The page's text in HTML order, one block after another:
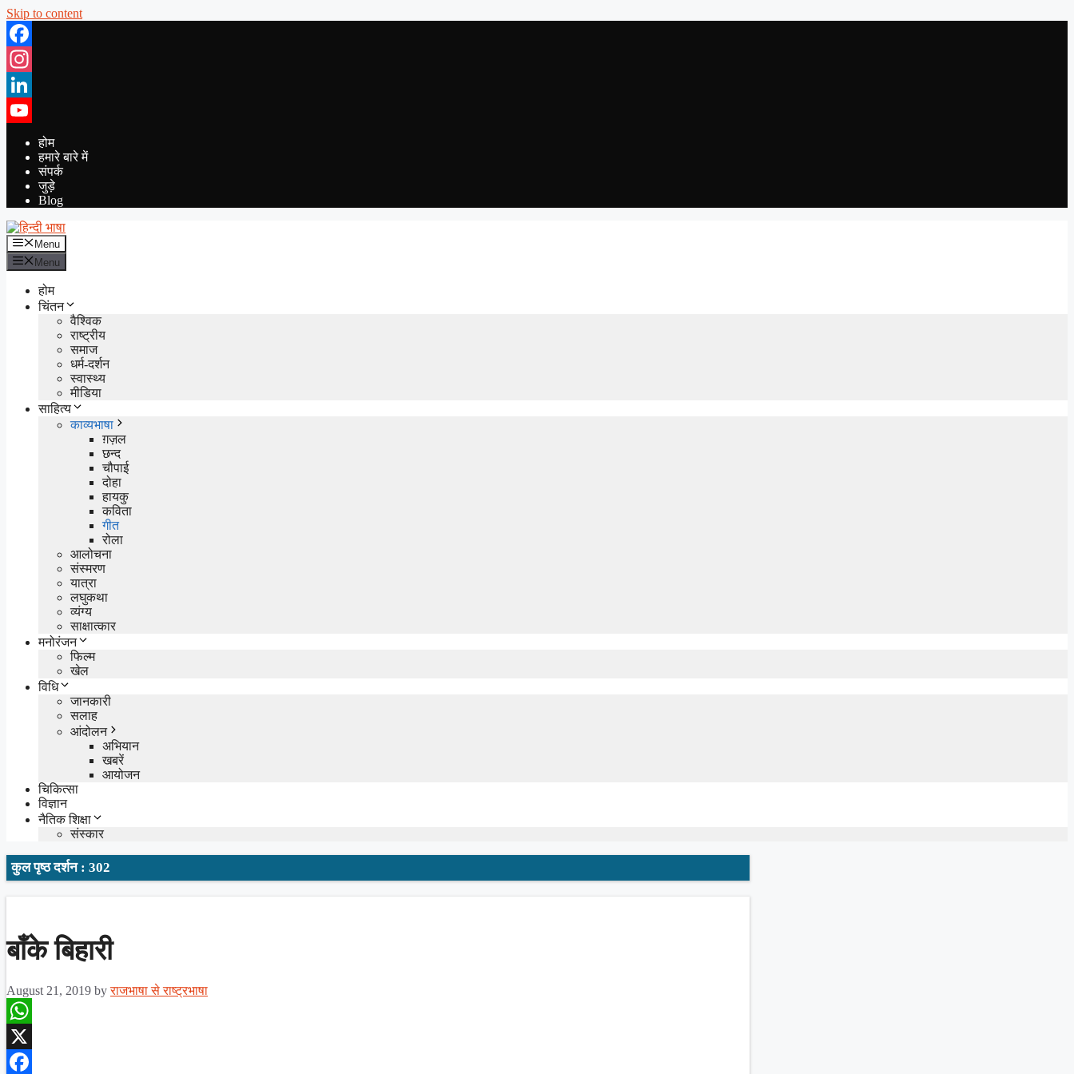
Skip to content
Facebook
Instagram
LinkedIn
YouTube
होम
हमारे बारे में
संपर्क
जुड़े
Blog
Menu
Menu
होम
चिंतन
वैश्विक
राष्ट्रीय
समाज
धर्म-दर्शन
स्वास्थ्य
मीडिया
साहित्य
काव्यभाषा
ग़ज़ल
छन्द
चौपाई
दोहा
हायकु
कविता
गीत
रोला
आलोचना
संस्मरण
यात्रा
लघुकथा
व्यंग्य
साक्षात्कार
मनोरंजन
फिल्म
खेल
विधि
जानकारी
सलाह
आंदोलन
अभियान
खबरें
आयोजन
चिकित्सा
विज्ञान
नैतिक शिक्षा
संस्कार
कुल पृष्ठ दर्शन : 302
बाँके बिहारी
August 21, 2019 byराजभाषा से राष्ट्रभाषा
WhatsApp
X